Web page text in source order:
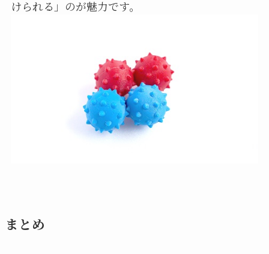
けられる」のが魅力です。
まとめ